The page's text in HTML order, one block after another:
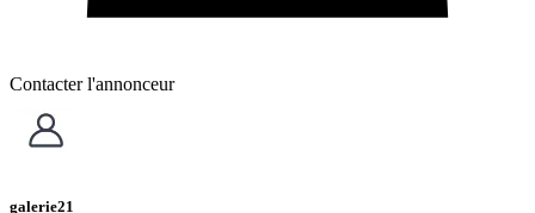
Contacter l'annonceur
galerie21